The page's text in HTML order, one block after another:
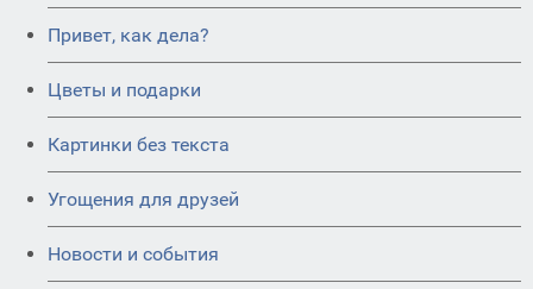
Привет, как дела?
Цветы и подарки
Картинки без текста
Угощения для друзей
Новости и события